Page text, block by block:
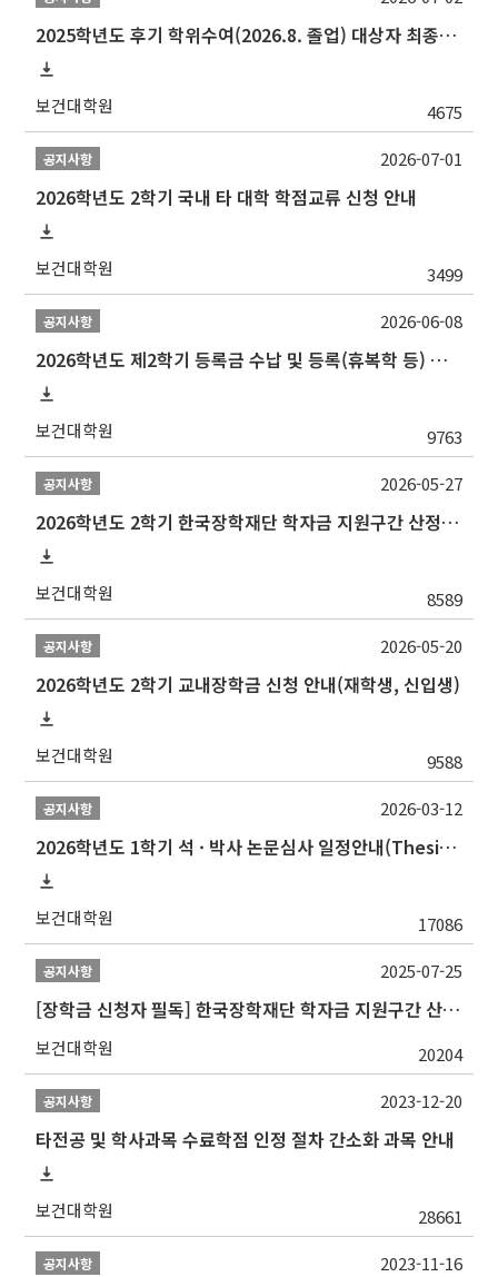
2025학년도 후기 학위수여(2026.8. 졸업) 대상자 최종인준 논문 제출 안내
보건대학원 4675
공지사항
2026학년도 2학기 국내 타 대학 학점교류 신청 안내
보건대학원 3499
2026-07-01
공지사항
2026학년도 제2학기 등록금 수납 및 등록(휴복학 등) 일정 안내
보건대학원 9763
2026-06-08
공지사항
2026학년도 2학기 한국장학재단 학자금 지원구간 산정 신청 안내
보건대학원 8589
2026-05-27
공지사항
2026학년도 2학기 교내장학금 신청 안내(재학생, 신입생)
보건대학원 9588
2026-05-20
공지사항
2026학년도 1학기 석 · 박사 논문심사 일정안내(Thesis Defense Schedules)
보건대학원 17086
2026-03-12
공지사항
[장학금 신청자 필독] 한국장학재단 학자금 지원구간 산정 권고
보건대학원 20204
2025-07-25
공지사항
타전공 및 학사과목 수료학점 인정 절차 간소화 과목 안내
보건대학원 28661
2023-12-20
공지사항 2023-11-16